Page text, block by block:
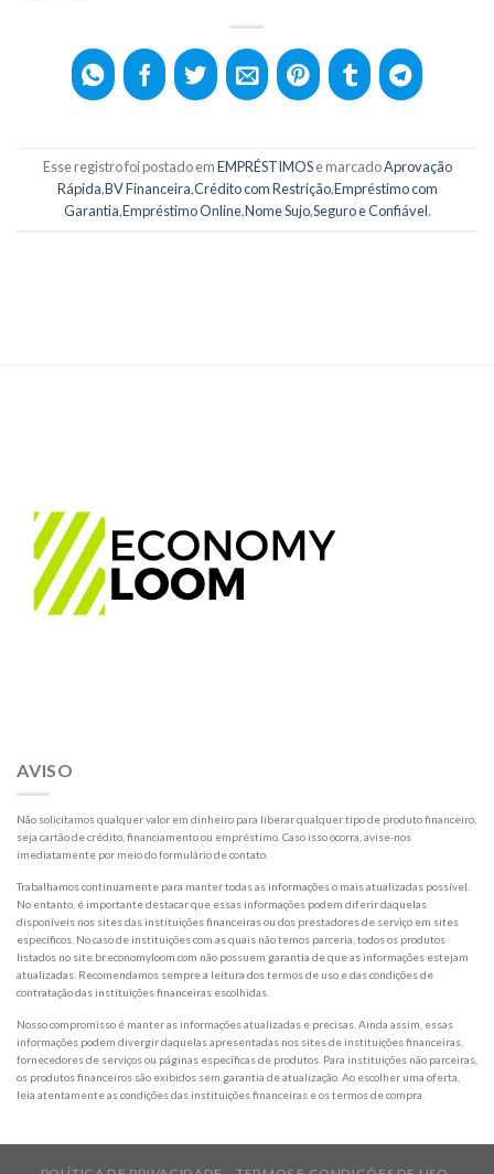
Esse registro foi postado emEMPRÉSTIMOSe marcadoAprovação
Rápida,BV Financeira,Crédito com Restrição,Empréstimo com
Garantia,Empréstimo Online,Nome Sujo,Seguro e Confiável.
AVISO
Não solicitamos qualquer valor em dinheiro para liberar qualquer tipo de produto financeiro,
seja cartão de crédito, financiamento ou empréstimo. Caso isso ocorra, avise-nos
imediatamente por meio do formulário de contato.
Trabalhamos continuamente para manter todas as informações o mais atualizadas possível.
No entanto, é importante destacar que essas informações podem diferir daquelas
disponíveis nos sites das instituições financeiras ou dos prestadores de serviço em sites
específicos. No caso de instituições com as quais não temos parceria, todos os produtos
listados no site br.economyloom.com não possuem garantia de que as informações estejam
atualizadas. Recomendamos sempre a leitura dos termos de uso e das condições de
contratação das instituições financeiras escolhidas.
Nosso compromisso é manter as informações atualizadas e precisas. Ainda assim, essas
informações podem divergir daquelas apresentadas nos sites de instituições financeiras,
fornecedores de serviços ou páginas específicas de produtos. Para instituições não parceiras,
os produtos financeiros são exibidos sem garantia de atualização. Ao escolher uma oferta,
leia atentamente as condições das instituições financeiras e os termos de compra.